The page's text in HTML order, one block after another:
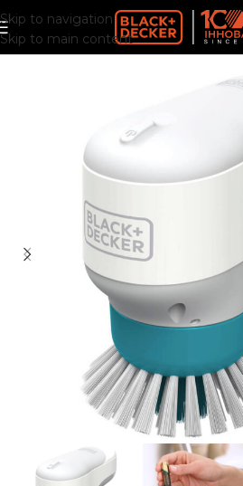
Skip to navigation
Skip to main content